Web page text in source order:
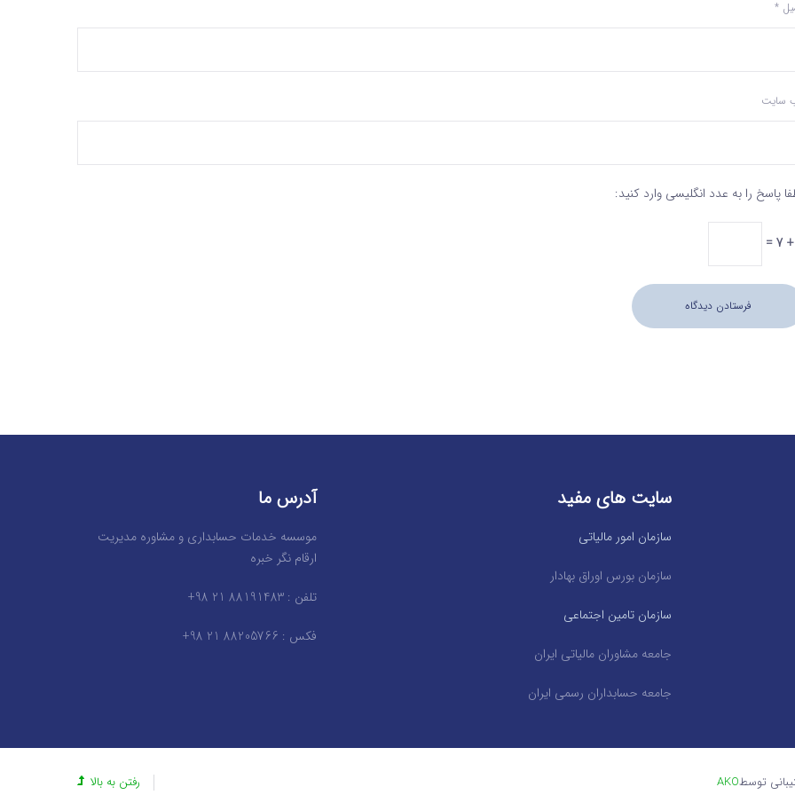
*
سایت
پاسخ را به عدد انگلیسی وارد کنید:
آدرس ما
موسسه خدمات حسابداری و مشاوره مدیریت
ارقام نگر خبره
تلفن : 88191483 21 98+
فکس : 88205766 21 98+
سایت های مفید
سازمان امور مالیاتی
سازمان بورس اوراق بهادار
سازمان تامین اجتماعی
جامعه مشاوران مالیاتی ایران
جامعه حسابداران رسمی ایران
توسطAKO رفتن به بالا